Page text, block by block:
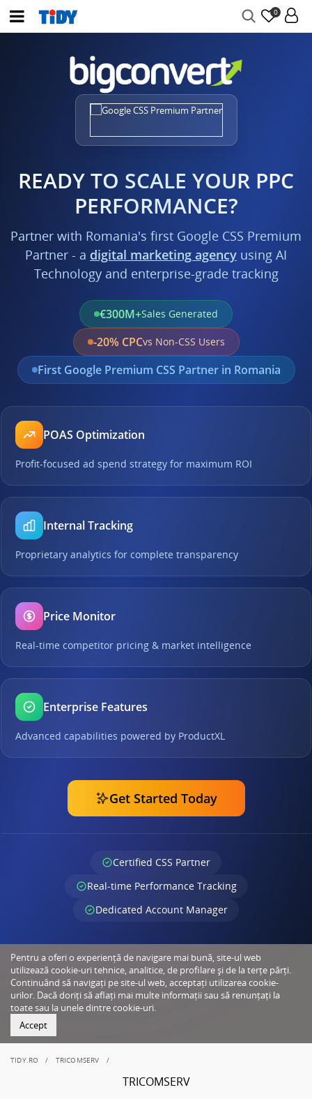
0
READY TO SCALE YOUR PPC
PERFORMANCE?
Partner with Romania's first Google CSS Premium
Partner - a digital marketing agency using AI
Technology and enterprise-grade tracking
€300M+Sales Generated
-20% CPCvs Non-CSS Users
First Google Premium CSS Partner in Romania
POAS Optimization
Profit-focused ad spend strategy for maximum ROI
Internal Tracking
Proprietary analytics for complete transparency
Price Monitor
Real-time competitor pricing & market intelligence
Enterprise Features
Advanced capabilities powered by ProductXL
Get Started Today
Certified CSS Partner
Real-time Performance Tracking
Dedicated Account Manager
Pentru a oferi o experiență de navigare mai bună, site-ul web
utilizează cookie-uri tehnice, analitice, de profilare și de la terțe părți.
Continuând să navigați pe site-ul web, acceptați utilizarea cookie-
urilor. Dacă doriți să aflați mai multe informații sau să renunțați la
toate sau la unele dintre cookie-uri.
Accept
TIDY.RO TRICOMSERV
TRICOMSERV